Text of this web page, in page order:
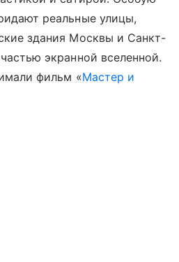
реальные улицы,
здания Москвы и Санкт-
экранной вселенной.
фильм «Мастер и